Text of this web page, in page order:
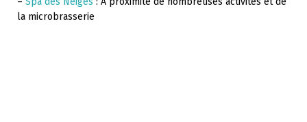
la microbrasserie